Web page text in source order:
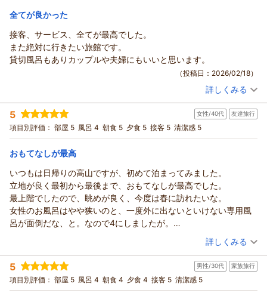
これから高山は新緑がきれいな季節となります。また飛騨高山
へお出掛けください。
お客様係 中屋
（返信日：2026/04/27）
くちゃ便利！古い町並みまですぐなので湯上がりの後、散歩がて
ら古い町並みを散歩できます。人がいなくなった夜の古い町並み
は最高でした。ノスタルジックなエモい写真が撮れました。また
高山駅前にある姉妹店で荷物を預かって頂けます。チェックイン
前に預け白川郷へ行きましたが、その間に荷物をすでに運んで頂
物を気にすることなく宮川朝市と古い町並みを堪能できました。
サービス満点、何から何まで至れり尽くせりのお宿でした。高山
に旅行の際は是非！超ススメの宿です！
宿泊価格帯： 22,001～23,000円(大人一人あたり/税込)
本陣平野屋 光風館からの返信
このたびは、本陣平野屋にお泊まりいただき、本当にありがと
うございます。
たくさんのうれしいお言葉をいただき、心よりうれしく読ませ
ご到着からお帰りまで、接客やサービス、お食事、お風呂、立
地にご満足いただけたとのこと、何よりでございます。スタッ
フの対応についてもお褒めいただき、大きな励みになっており
ます。
女性専用のりらっくす蔵や展望風呂も、ゆっくりお楽しみいた
も、刺激が少なくお肌にやさしいやわらかな感触の温泉ですの
で、心地よくお過ごしいただけておりましたら嬉しいです。作
務衣につきましても、快適にお使いいただけておりましたら幸
いです。
お食事についても、見た目や味、量ともにご満足いただけたと
いただけたのですね。夜の静かな町並みの雰囲気も楽しんでい
ただけて、うれしいかぎりです。また早朝の町並みは静かで、
とても心地よい時間が流れており、わたしの好きな時間のひと
全てが良かった
接客、サービス、全てが最高でした。
また絶対に行きたい旅館です。
貸切風呂もありカップルや夫婦にもいいと思います。
（投稿日：2026/02/18）
投稿者： たつおさん(男性/30代)
宿泊プラン： 【1泊朝食】飛騨高山の“夕食マップ”はクーポン付♪
和室
朝のみ
朝/個室利用
宿泊価格帯： 27,001～28,000円(大人一人あたり/税込)
このたびは、本陣平野屋にお泊まりいただき、本当にありがと
うございます。
「接客、サービス、すべてが最高」とのお言葉をいただき、と
ても嬉しい感じております。「また行きたい」と思っていただ
貸切風呂のように感じていただけたとのことですが、私どもの
宿には貸切風呂のご用意はございませんが、お入りいただいた
タイミングが、ちょうど貸切のような状態だったのかと存じま
す。ゆっくりとお過ごしいただけ、ほっといたします。
詳しくみる
5 女性/40代 友達旅行
項目別評価： 部屋 5 風呂 4 朝食 5 夕食 5 接客 5 清潔感 5
おもてなしが最高
いつもは日帰りの高山ですが、初めて泊まってみました。
立地が良く最初から最後まで、おもてなしが最高でした。
最上階でしたので、眺めが良く、今度は春に訪れたいな。
女性のお風呂はやや狭いのと、一度外に出ないといけない専用風
呂が面倒だな、と。なので4にしましたが。
掃除をしっかりされていますし、お料理もとても美味しかったで
す。
別館が増えるとのことなので、また、伺います。
（投稿日：2026/02/15）
宿泊時期： 2026年02月宿泊 (友達旅行)
投稿者： 一佳さん
宿泊プラン： 【リラぎふ】飛騨牛鉄板焼き付の月替わり会席プラン♪
ツイン 朝・夕 朝/個室利用 夕/個室利用
詳しくみる
5 男性/30代 家族旅行
項目別評価： 部屋 5 風呂 4 朝食 4 夕食 4 接客 5 清潔感 5